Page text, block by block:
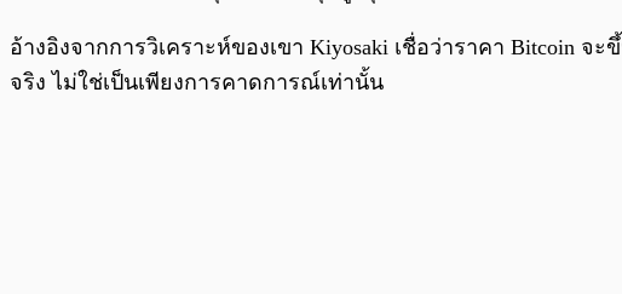
อ้างอิงจากการวิเคราะห์ของเขา Kiyosaki เชื่อว่าราคา Bitcoin
จริง ไม่ใช่เป็นเพียงการคาดการณ์เท่านั้น